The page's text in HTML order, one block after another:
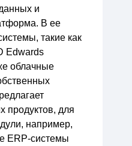
и
В ее
такие как
Edwards
облачные
продуктов, для
например,
ERP-системы